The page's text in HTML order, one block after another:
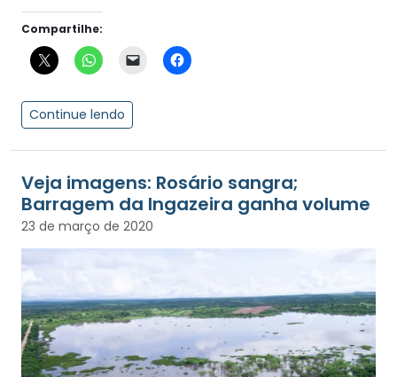
Compartilhe:
Continue lendo
Veja imagens: Rosário sangra;
Barragem da Ingazeira ganha volume
23 de março de 2020